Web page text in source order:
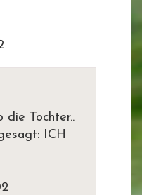
die Tochter..
ICH